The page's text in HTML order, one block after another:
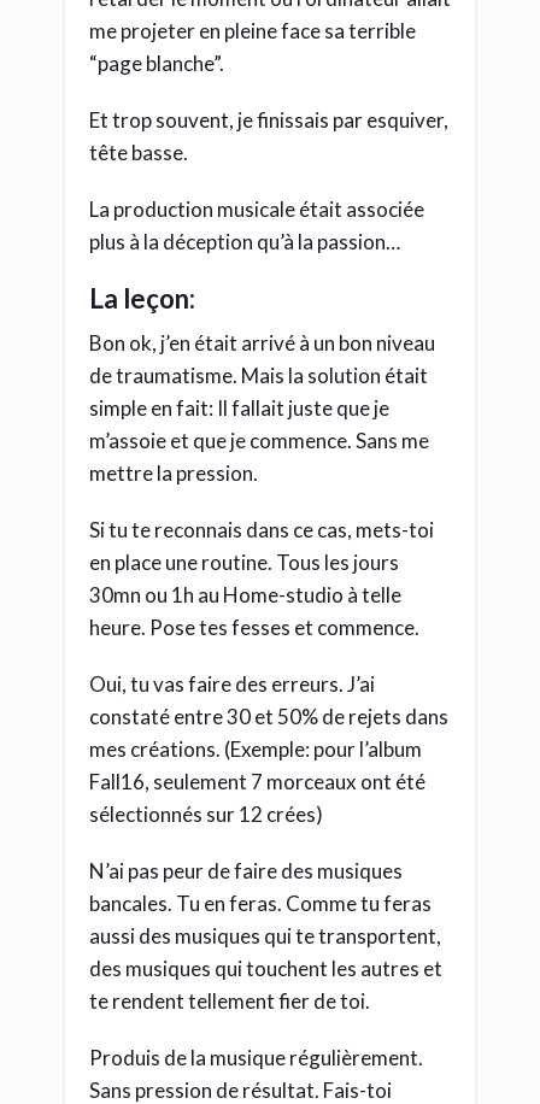
me projeter en pleine face sa terrible
“page blanche”.
Et trop souvent, je finissais par esquiver,
tête basse.
La production musicale était associée
plus à la déception qu’à la passion…
La leçon:
Bon ok, j’en était arrivé à un bon niveau
de traumatisme. Mais la solution était
simple en fait: Il fallait juste que je
m’assoie et que je commence. Sans me
mettre la pression.
Si tu te reconnais dans ce cas, mets-toi
en place une routine. Tous les jours
30mn ou 1h au Home-studio à telle
heure. Pose tes fesses et commence.
Oui, tu vas faire des erreurs. J’ai
constaté entre 30 et 50% de rejets dans
mes créations. (Exemple: pour l’album
Fall16, seulement 7 morceaux ont été
sélectionnés sur 12 crées)
N’ai pas peur de faire des musiques
bancales. Tu en feras. Comme tu feras
aussi des musiques qui te transportent,
des musiques qui touchent les autres et
te rendent tellement fier de toi.
Produis de la musique régulièrement.
Sans pression de résultat. Fais-toi